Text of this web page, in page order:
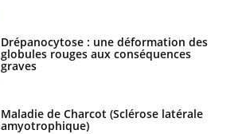
Drépanocytose : une déformation des
globules rouges aux conséquences
graves
Maladie de Charcot (Sclérose latérale
amyotrophique)